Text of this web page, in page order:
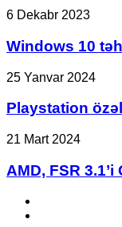
u
aktivləşdirmək
olar?
Windows
təhlükəsizlik
yeniləmələri
artıq
ödənişli
olacaq
6 Dekabr 2023
Windows 10
Playstation
oyunları
yə
25 Yanvar 2024
Playstation
AMD,
3.1’i
GDC
21 Mart 2024
AMD, FSR